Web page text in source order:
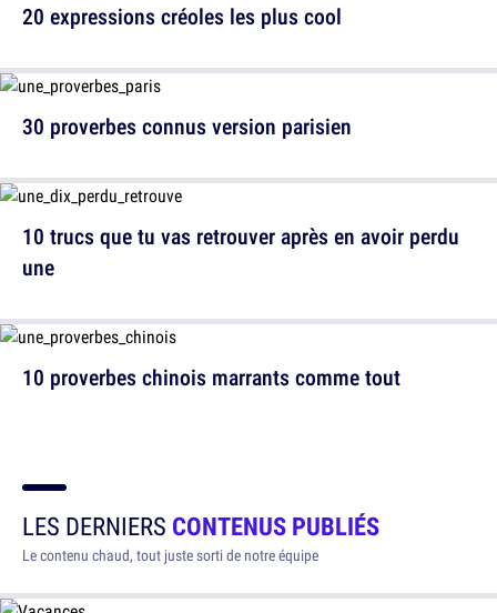
30 proverbes connus version parisien
10 proverbes chinois marrants comme tout
20 expressions créoles les plus cool
10 trucs que tu vas retrouver après en avoir perdu
une
LES DERNIERS CONTENUS PUBLIÉS
Le contenu chaud, tout juste sorti de notre équipe